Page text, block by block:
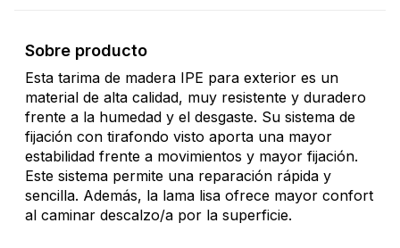
Sobre producto
Esta tarima de madera IPE para exterior es un
material de alta calidad, muy resistente y duradero
frente a la humedad y el desgaste. Su sistema de
fijación con tirafondo visto aporta una mayor
estabilidad frente a movimientos y mayor fijación.
Este sistema permite una reparación rápida y
sencilla. Además, la lama lisa ofrece mayor confort
al caminar descalzo/a por la superficie.